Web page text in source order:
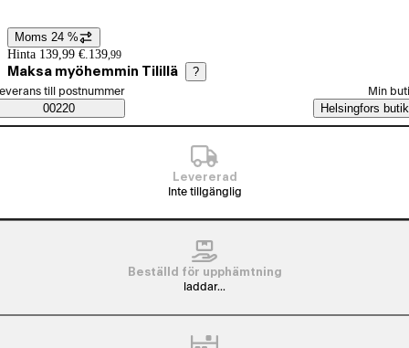
Prisinformation
Moms 24 %
Hinta 139,99 €. 139,99
Maksa myöhemmin Tilillä ?
Saatavuustiedot
beställningssätt
till postnummer
00220
Min
Helsingfors butik
Levererad
Inte tillgänglig
Beställd för upphämtning
laddar...